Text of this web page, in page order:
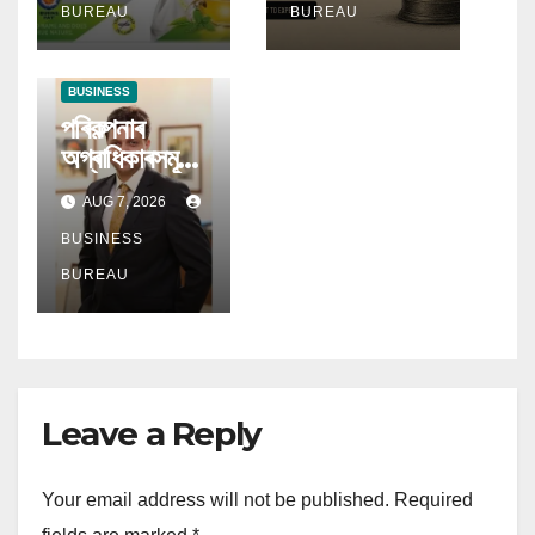
ক্ৰমবৰ্ধমান চাহিদা
BUREAU
আহ্বান ডিএছপি
মিউচুৱেল ফাণ্ডৰ
BUREAU
BUSINESS
পৰিকল্পনাৰ
অগ্ৰাধিকাৰসমূহ
বিকশিত হোৱাৰ
লগে লগে
অৱসৰকালীন
উপাৰ্জনে লাভ
কৰিছে প্ৰধান
AUG 7, 2026
BUSINESS
BUREAU
Leave a Reply
Your email address will not be published. Required